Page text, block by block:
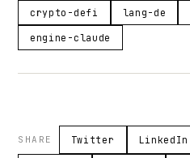
crypto-defi lang-de
engine-claude
SHARE Twitter LinkedIn